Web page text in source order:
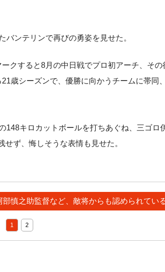
ンテリンで再びの勇姿を見せた。
クすると8月の中日戦でプロ初アーチ、そ
歳シーズンで、優勝に向かうチームに帯同
キロカットボールを打ちあぐね、三ゴロ
ず、悔しそうな表情も見せた。
慎之助監督など、敵将からも認められている
1 2